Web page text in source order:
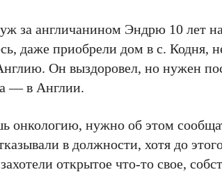
за англичанином Эндрю 10 лет
даже приобрели дом в с. Кодня,
Он выздоровел, но нужен
— в Англии.
онкологию, нужно об этом
в должности, хотя до
открытое что-то свое,